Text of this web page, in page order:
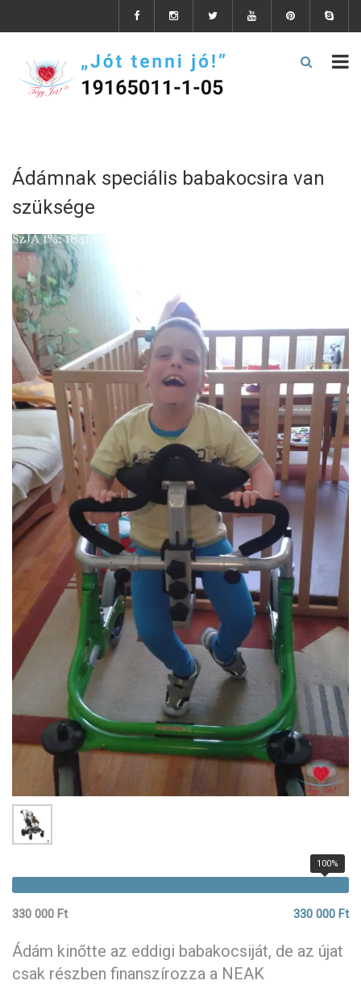
Ádámnak speciális babakocsira van
szüksége
100%
330 000 Ft 330 000 Ft
Ádám kinőtte az eddigi babakocsiját, de az újat
csak részben finanszírozza a NEAK